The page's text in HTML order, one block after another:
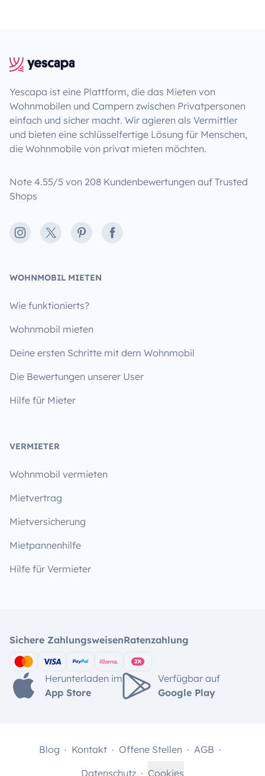
Yescapa ist eine Plattform, die das Mieten von
Wohnmobilen und Campern zwischen Privatpersonen
einfach und sicher macht. Wir agieren als Vermittler
und bieten eine schlüsselfertige Lösung für Menschen,
die Wohnmobile von privat mieten möchten.
Note 4.55/5 von 208 Kundenbewertungen auf Trusted
Shops
Instagram
X PinterestFacebook
WOHNMOBIL MIETEN
Wie funktionierts?
Wohnmobil mieten
Deine ersten Schritte mit dem Wohnmobil
Die Bewertungen unserer User
Hilfe für Mieter
VERMIETER
Wohnmobil vermieten
Mietvertrag
Mietversicherung
Mietpannenhilfe
Hilfe für Vermieter
Sichere ZahlungsweisenRatenzahlung
Herunterladen im
App Store
Verfügbar auf
Google Play
Blog Kontakt Offene Stellen
AGB
Datenschutz
Cookies